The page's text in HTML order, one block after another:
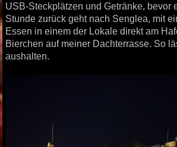
USB-Steckplätzen und Getränke, bevor
Stunde zurück geht nach Senglea, mit
Essen in einem der Lokale direkt am
Bierchen auf meiner Dachterrasse. So
aushalten.